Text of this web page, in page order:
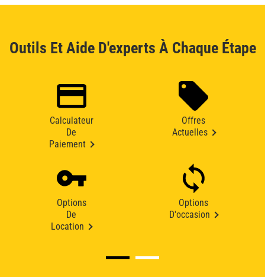
Outils Et Aide D'experts À Chaque Étape
Calculateur
De
Paiement
Offres
Actuelles
Options
De
Location
Options
D'occasion